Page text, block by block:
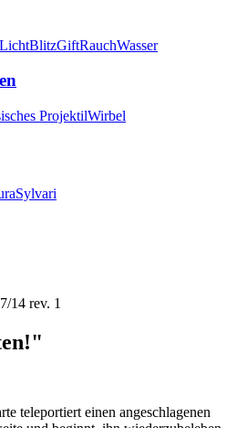
LichtBlitzGiftRauchWasser
ProjektilWirbel
Sylvari
14 rev. 1
teleportiert einen angeschlagenen